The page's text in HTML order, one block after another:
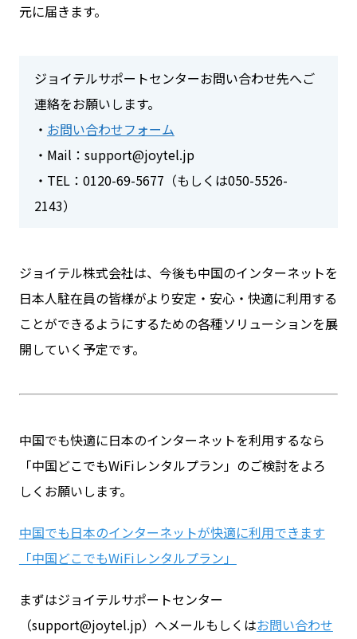
元に届きます。
ジョイテルサポートセンターお問い合わせ先へご
連絡をお願いします。
・ お問い合わせフォーム
・Mail：support@joytel.jp
・TEL：0120-69-5677（もしくは050-5526-
2143）
ジョイテル株式会社は、今後も中国のインターネットを
日本人駐在員の皆様がより安定・安心・快適に利用する
ことができるようにするための各種ソリューションを展
開していく予定です。
中国でも快適に日本のインターネットを利用するなら
「中国どこでもWiFiレンタルプラン」のご検討をよろ
しくお願いします。
中国でも日本のインターネットが快適に利用できます
「中国どこでもWiFiレンタルプラン」
まずはジョイテルサポートセンター
（support@joytel.jp）へメールもしくはお問い合わせ